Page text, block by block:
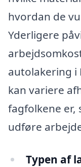
hvordan de
Yderligere
autolakering i
kan variere
fagfolkene er,
udføre
Typen af